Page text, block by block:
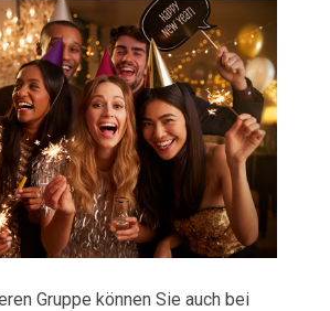
Gruppe können Sie auch bei